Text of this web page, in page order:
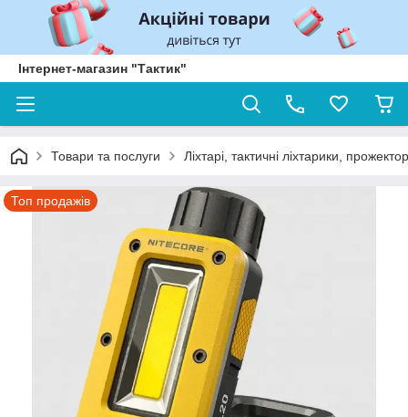
Інтернет-магазин "Тактик"
Товари та послуги Ліхтарі, тактичні ліхтарики,
Топ продажів